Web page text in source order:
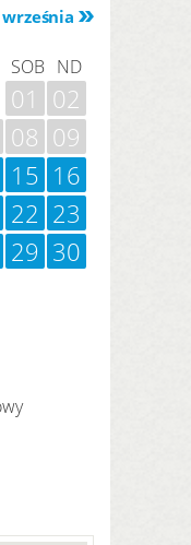
września
SOB ND
01
02
08 09
15 16
22 23
29 30